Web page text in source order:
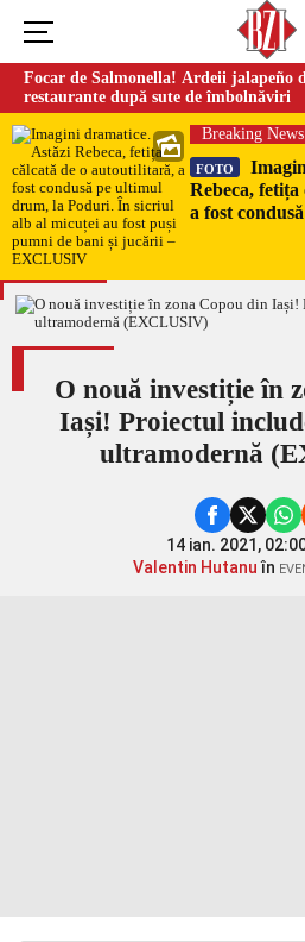
Focar de Salmonella! Ardeii jalapeño
restaurante după sute de îmbolnăviri
Breaking News
FOTO
Rebeca,
a fost
EXCLUSIV
O nouă investiție în
Iași! Proiectul
ultramodernă
14 ian. 2021,
Valentin Hutanuîn